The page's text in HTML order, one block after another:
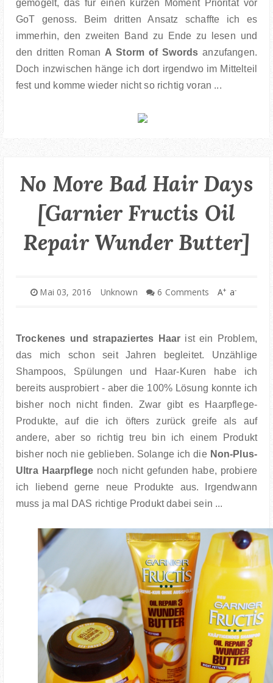
gemogelt, das für einen kurzen Moment Priorität vor
GoT genoss. Beim dritten Ansatz schaffte ich es
immerhin, den zweiten Band zu Ende zu lesen und
den dritten Roman A Storm of Swords anzufangen.
Doch inzwischen hänge ich dort irgendwo im Mittelteil
fest und komme wieder nicht so richtig voran ...
No More Bad Hair Days
[Garnier Fructis Oil
Repair Wunder Butter]
Mai 03, 2016 Unknown 6 Comments A+ a-
Trockenes und strapaziertes Haar ist ein Problem,
das mich schon seit Jahren begleitet. Unzählige
Shampoos, Spülungen und Haar-Kuren habe ich
bereits ausprobiert - aber die 100% Lösung konnte ich
bisher noch nicht finden. Zwar gibt es Haarpflege-
Produkte, auf die ich öfters zurück greife als auf
andere, aber so richtig treu bin ich einem Produkt
bisher noch nie geblieben. Solange ich die Non-Plus-
Ultra Haarpflege noch nicht gefunden habe, probiere
ich liebend gerne neue Produkte aus. Irgendwann
muss ja mal DAS richtige Produkt dabei sein ...